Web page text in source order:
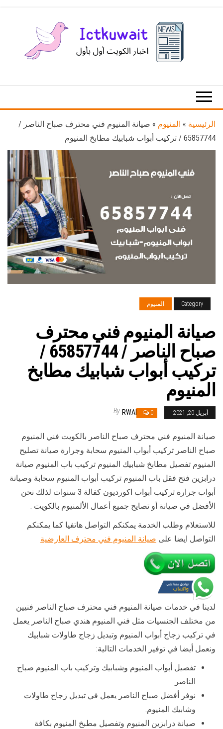
الكويت
الرئيسية » المنيوم » صيانة المنيوم فني محترف صباح الناصر /
65857744 / تركيب أبواب شبابيك مطابخ المنيوم
Category المنيوم
صيانة المنيوم فني محترف
صباح الناصر / 65857744 /
تركيب أبواب شبابيك مطابخ
المنيوم
أبريل 20, 2021 0
By RWAN
صيانة المنيوم فني محترف صباح الناصر بالكويت فني المنيوم
صباح الناصر تركيب أبواب المنيوم سحابة وجرارة صيانة تصليح
المنيوم تفصيل مطابخ شبابيك المنيوم تركيب باب المنيوم صيانة
درابزين فتح فقل باب المنيوم تركيب أبواب المنيوم سحابة وصيانة
أبواب جرارة تركيب أبواب اكورديون كفالة 3 سنوات لذلك نحن
الأفضل في صيانة أو تصايح جميع أعمال الألمنيوم بالكويت .
للاستعلام وطلب الخدمة يمكنكم التواصل هاتفيا كما يمكنكم
التواصل ايضا على صيانة المنيوم فني محترف العارضية
لدينا في خدمات صيانة المنيوم فني محترف صباح الناصر فنيين
من مختلف الجنسيات مثل فني المنيوم هندي صباح الناصر يعمل
في تركيب زجاج أبواب المنيوم وتبديل زجاج طاولات شبابيك
ونعمل أيضا في توفير الخدمات التالية:
تفصيل أبواب المنيوم وشبابيك وتركيب باب المنيوم صباح
الناصر
نوفر أفضل صباح الناصر يعمل في تبديل زجاج طاولات
وشابيك المنيوم.
صيانة درابزين المنيوم وتفصيل مطبخ المنيوم بكافة